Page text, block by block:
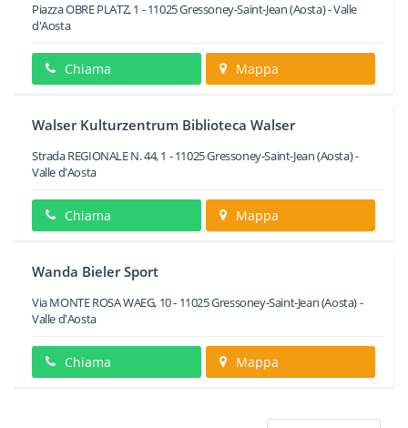
Piazza OBRE PLATZ, 1 -11025Gressoney-Saint-Jean(Aosta) -Valle
d'Aosta
Chiama Mappa
Walser Kulturzentrum Biblioteca Walser
Strada REGIONALE N. 44, 1 -11025Gressoney-Saint-Jean(Aosta) -
Valle d'Aosta
Chiama Mappa
Wanda Bieler Sport
Via MONTE ROSA WAEG, 10- 11025Gressoney-Saint-Jean(Aosta) -
Valle d'Aosta
Chiama Mappa